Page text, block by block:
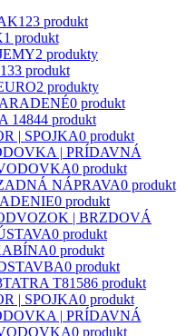
123 produkt
1 produkt
2 produkty
133 produkt
2 produkty
0 produkt
14844 produkt
| SPOJKA0 produkt
| PRÍDAVNÁ
0 produkt
NÁPRAVA0 produkt
0 produkt
| BRZDOVÁ
0 produkt
0 produkt
0 produkt
TATRA T81586 produkt
| SPOJKA0 produkt
| PRÍDAVNÁ
0 produkt